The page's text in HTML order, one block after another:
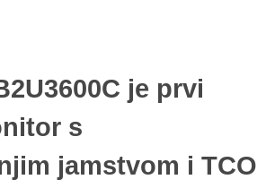
je prvi
s
jamstvom i TCO